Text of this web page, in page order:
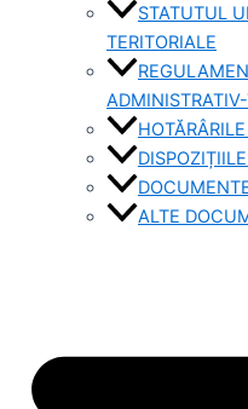
STATUTUL
TERITORIALE
ALTE